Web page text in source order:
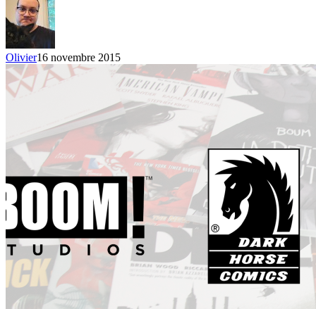
Olivier16 novembre 2015